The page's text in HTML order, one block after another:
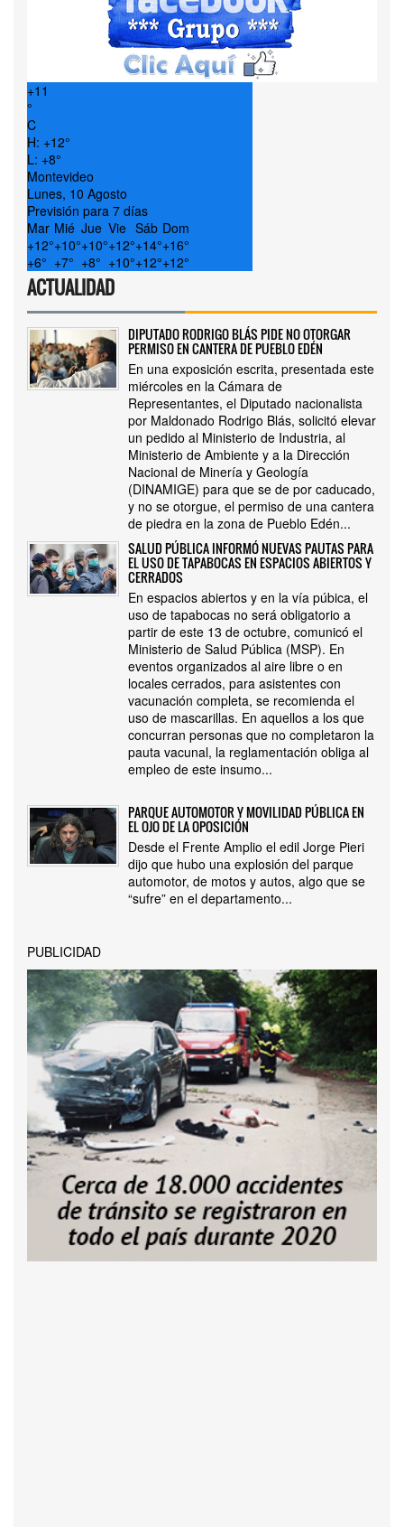
+11
°
C
H: +12°
L: +8°
Montevideo
Lunes, 10 Agosto
Previsión para 7 días
Mar Mié Jue Vie Sáb Dom
+12°+10°+10°+12°+14°+16°
+6° +7° +8° +10°+12°+12°
ACTUALIDAD
DIPUTADO RODRIGO BLÁS PIDE NO OTORGAR
PERMISO EN CANTERA DE PUEBLO EDÉN
En una exposición escrita, presentada este
miércoles en la Cámara de
Representantes, el Diputado nacionalista
por Maldonado Rodrigo Blás, solicitó elevar
un pedido al Ministerio de Industria, al
Ministerio de Ambiente y a la Dirección
Nacional de Minería y Geología
(DINAMIGE) para que se de por caducado,
y no se otorgue, el permiso de una cantera
de piedra en la zona de Pueblo Edén...
SALUD PÚBLICA INFORMÓ NUEVAS PAUTAS PARA
EL USO DE TAPABOCAS EN ESPACIOS ABIERTOS Y
CERRADOS
En espacios abiertos y en la vía púbica, el
uso de tapabocas no será obligatorio a
partir de este 13 de octubre, comunicó el
Ministerio de Salud Pública (MSP). En
eventos organizados al aire libre o en
locales cerrados, para asistentes con
vacunación completa, se recomienda el
uso de mascarillas. En aquellos a los que
concurran personas que no completaron la
pauta vacunal, la reglamentación obliga al
empleo de este insumo...
PARQUE AUTOMOTOR Y MOVILIDAD PÚBLICA EN
EL OJO DE LA OPOSICIÓN
Desde el Frente Amplio el edil Jorge Pieri
dijo que hubo una explosión del parque
automotor, de motos y autos, algo que se
“sufre” en el departamento...
PUBLICIDAD